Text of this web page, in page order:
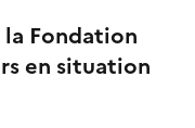
la Fondation
en situation